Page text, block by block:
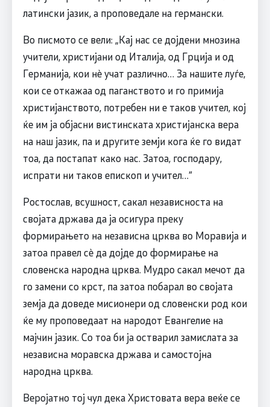
латински јазик, а проповедале на германски.
Во писмото се вели: „Кај нас се дојдени мнозина
учители, христијани од Италија, од Грција и од
Германија, кои нè учат различно… За нашите луѓе,
кои се откажаа од паганството и го примија
христијанството, потребен ни е таков учител, кој
ќе им ја објасни вистинската христијанска вера
на наш јазик, па и другите земји кога ќе го видат
тоа, да постапат како нас. Затоа, господару,
испрати ни таков епископ и учител…“
Ростослав, всушност, сакал независноста на
својата држава да ја осигура преку
формирањето на независна црква во Моравија и
затоа правел сè да дојде до формирање на
словенска народна црква. Мудро сакал мечот да
го замени со крст, па затоа побарал во својата
земја да доведе мисионери од словенски род кои
ќе му проповедаат на народот Евангелие на
мајчин јазик. Со тоа би ја остварил замислата за
независна моравска држава и самостојна
народна црква.
Веројатно тој чул дека Христовата вера веќе се